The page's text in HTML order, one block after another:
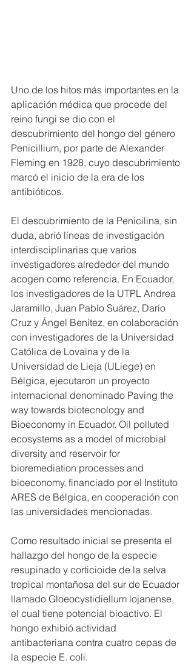
Uno de los hitos más importantes en la
aplicación médica que procede del
reino fungi se dio con el
descubrimiento del hongo del género
Penicillium, por parte de Alexander
Fleming en 1928, cuyo descubrimiento
marcó el inicio de la era de los
antibióticos.
El descubrimiento de la Penicilina, sin
duda, abrió líneas de investigación
interdisciplinarias que varios
investigadores alrededor del mundo
acogen como referencia. En Ecuador,
los investigadores de la UTPL Andrea
Jaramillo, Juan Pablo Suárez, Darío
Cruz y Ángel Benítez, en colaboración
con investigadores de la Universidad
Católica de Lovaina y de la
Universidad de Lieja (ULiege) en
Bélgica, ejecutaron un proyecto
internacional denominado Paving the
way towards biotecnology and
Bioeconomy in Ecuador. Oil polluted
ecosystems as a model of microbial
diversity and reservoir for
bioremediation processes and
bioeconomy, financiado por el Instituto
ARES de Bélgica, en cooperación con
las universidades mencionadas.
Como resultado inicial se presenta el
hallazgo del hongo de la especie
resupinado y corticioide de la selva
tropical montañosa del sur de Ecuador
llamado Gloeocystidiellum lojanense,
el cual tiene potencial bioactivo. El
hongo exhibió actividad
antibacteriana contra cuatro cepas de
la especie E. coli.